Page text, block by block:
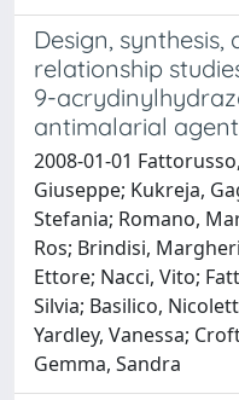
Design,
relationship
9-
antimalarial
2008-01-01
Giuseppe; Kukreja,
Stefania; Romano,
Ros; Brindisi,
Ettore; Nacci, Vito;
Silvia; Basilico,
Yardley, Vanessa;
Gemma, Sandra